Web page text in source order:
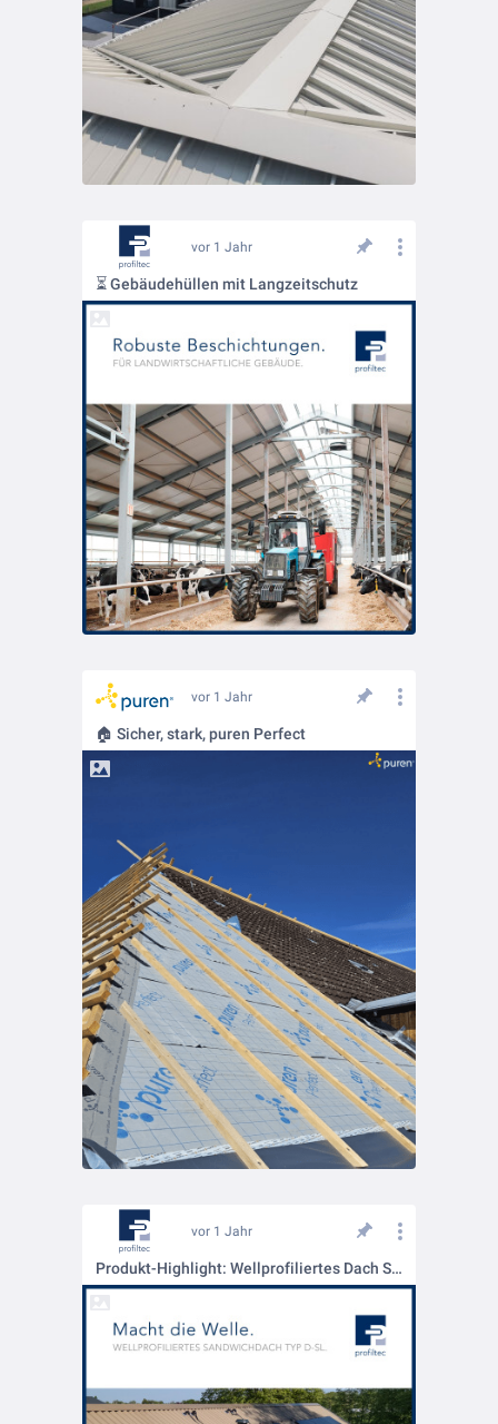
vor 1 Jahr
⏳ Gebäudehüllen mit Langzeitschutz
vor 1 Jahr
🏠 Sicher, stark, puren Perfect
vor 1 Jahr
Produkt-Highlight: Wellprofiliertes Dach Sandwichpaneel Typ D-SL